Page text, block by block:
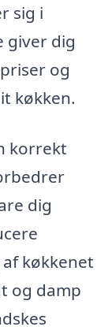
sig i
giver dig
og
køkken.
korrekt
dig
køkkenet
og damp